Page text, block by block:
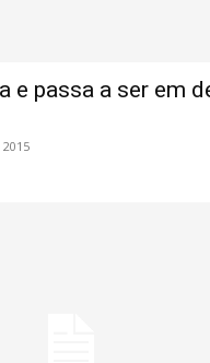
e passa a ser em